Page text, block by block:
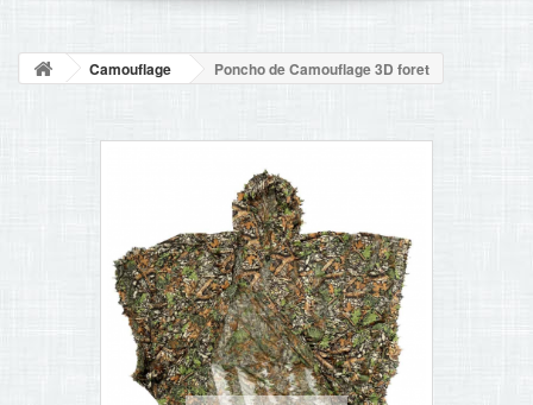
Camouflage Poncho de Camouflage 3D foret